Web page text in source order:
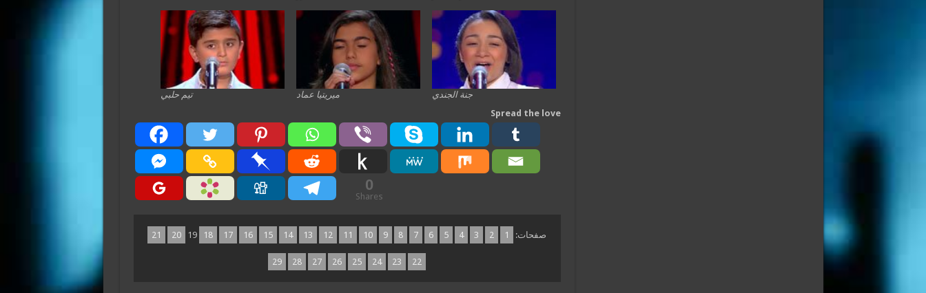
جنة الجندي ميريتيا عماد
تيم حلبي
Spread the love
0
Shares
صفحات: 1
2
3
4
5
6
7
8
9
10
11
12
13
14
15
16
17
18
19
20
21
22
23
24
25
26
27
28
29